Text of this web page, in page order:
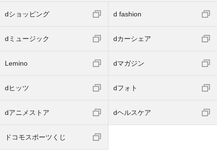
dショッピング d fashion
dミュージック dカーシェア
Lemino dマガジン
dヒッツ dフォト
dアニメストア dヘルスケア
ドコモスポーツくじ